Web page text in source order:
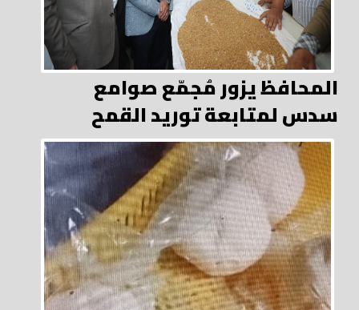
المحافظ يزور مُجمّع صوامع
سدس لمتابعة توريد القمح